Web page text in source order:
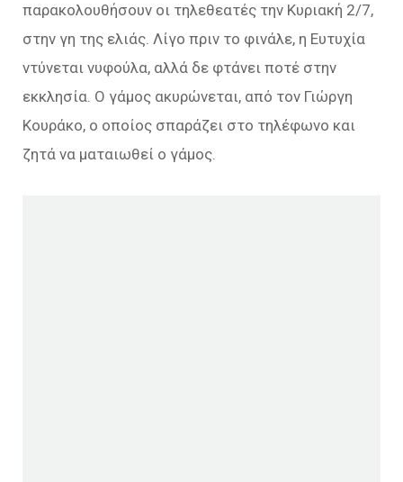
παρακολουθήσουν οι τηλεθεατές την Κυριακή 2/7,
στην γη της ελιάς. Λίγο πριν το φινάλε, η Ευτυχία
ντύνεται νυφούλα, αλλά δε φτάνει ποτέ στην
εκκλησία. Ο γάμος ακυρώνεται, από τον Γιώργη
Κουράκο, ο οποίος σπαράζει στο τηλέφωνο και
ζητά να ματαιωθεί ο γάμος.